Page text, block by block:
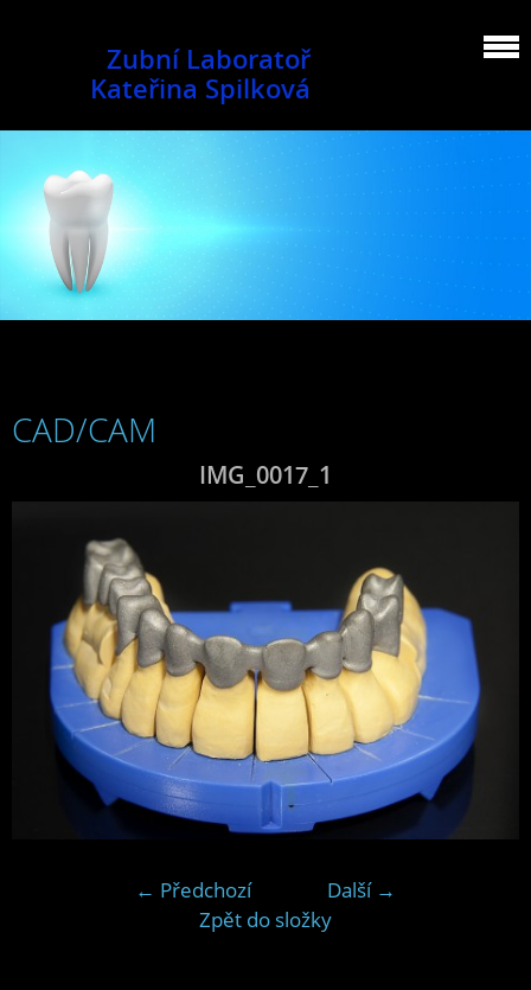
Zubní Laboratoř
Kateřina Spilková
CAD/CAM
IMG_0017_1
← Předchozí
Další →
Zpět do složky